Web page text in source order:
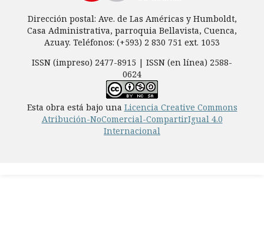
Dirección postal: Ave. de Las Américas y Humboldt,
Casa Administrativa, parroquia Bellavista, Cuenca,
Azuay. Teléfonos: (+593) 2 830 751 ext. 1053
ISSN (impreso) 2477-8915 | ISSN (en línea) 2588-
0624
Esta obra está bajo una Licencia Creative Commons
Atribución-NoComercial-CompartirIgual 4.0
Internacional